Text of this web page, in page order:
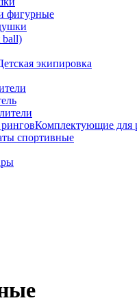
фигурные
ball)
экипировка
Комплектующие для
спортивные